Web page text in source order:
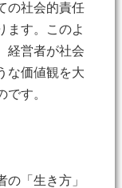
の社会的責任
ます。このよ
経営者が社会
な価値観を大
す。
「生き方」